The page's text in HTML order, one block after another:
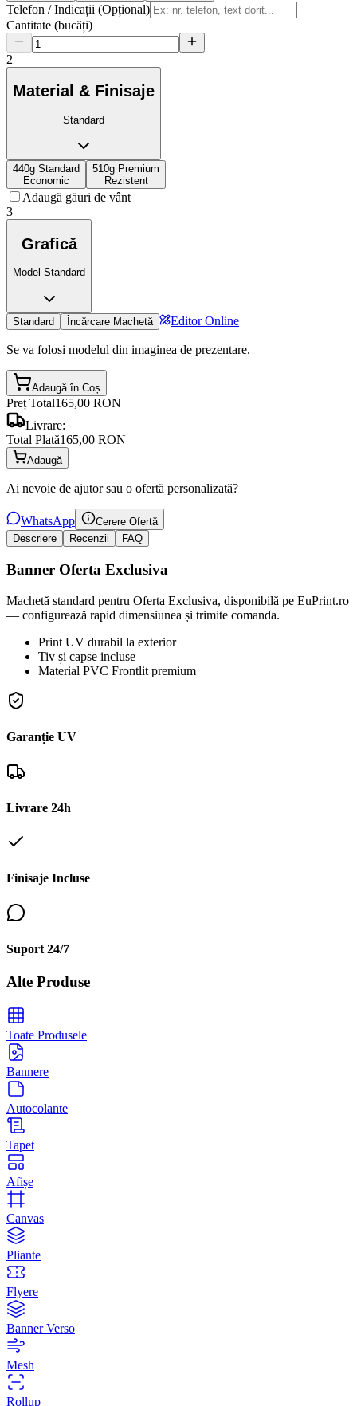
Telefon / Indicații (Opțional)
Cantitate (bucăți)
2
Material & Finisaje
Standard
440g Standard
Economic
510g Premium
Rezistent
Adaugă găuri de vânt
3
Grafică
Model Standard
Standard Încărcare Machetă Editor Online
Se va folosi modelul din imaginea de prezentare.
Adaugă în Coș
Preț Total165,00 RON
Livrare:
Total Plată165,00 RON
Adaugă
Ai nevoie de ajutor sau o ofertă personalizată?
WhatsApp
Cerere Ofertă
Descriere
Recenzii FAQ
Banner Oferta Exclusiva
Machetă standard pentru Oferta Exclusiva, disponibilă pe EuPrint.ro
— configurează rapid dimensiunea și trimite comanda.
Print UV durabil la exterior
Tiv și capse incluse
Material PVC Frontlit premium
Garanție UV
Livrare 24h
Finisaje Incluse
Suport 24/7
Alte Produse
Toate Produsele
Bannere
Autocolante
Tapet
Afișe
Canvas
Pliante
Flyere
Banner Verso
Mesh
Rollup